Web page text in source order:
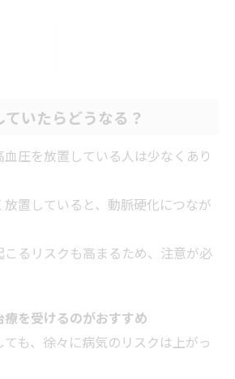
いたらどうなる？
圧を放置している人は少なくあり
放置していると、動脈硬化につなが
るリスクも高まるため、注意が必
を受けるのがおすすめ
も、徐々に病気のリスクは上がっ